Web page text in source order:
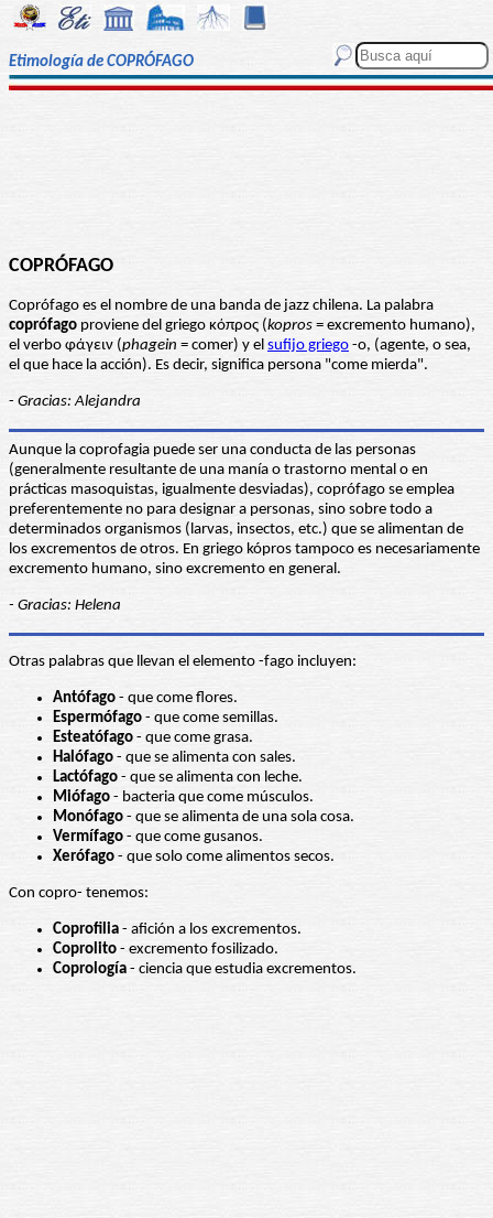
Etimología de COPRÓFAGO
COPRÓFAGO
Coprófago es el nombre de una banda de jazz chilena. La palabra
coprófago proviene del griego κόπρος (kopros = excremento humano),
el verbo φάγειν (phagein = comer) y el sufijo griego -o, (agente, o sea,
el que hace la acción). Es decir, significa persona "come mierda".
- Gracias: Alejandra
Aunque la coprofagia puede ser una conducta de las personas
(generalmente resultante de una manía o trastorno mental o en
prácticas masoquistas, igualmente desviadas), coprófago se emplea
preferentemente no para designar a personas, sino sobre todo a
determinados organismos (larvas, insectos, etc.) que se alimentan de
los excrementos de otros. En griego kópros tampoco es necesariamente
excremento humano, sino excremento en general.
- Gracias: Helena
Otras palabras que llevan el elemento -fago incluyen:
Antófago - que come flores.
Espermófago - que come semillas.
Esteatófago - que come grasa.
Halófago - que se alimenta con sales.
Lactófago - que se alimenta con leche.
Miófago - bacteria que come músculos.
Monófago - que se alimenta de una sola cosa.
Vermífago - que come gusanos.
Xerófago - que solo come alimentos secos.
Con copro- tenemos:
Coprofilia - afición a los excrementos.
Coprolito - excremento fosilizado.
Coprología - ciencia que estudia excrementos.